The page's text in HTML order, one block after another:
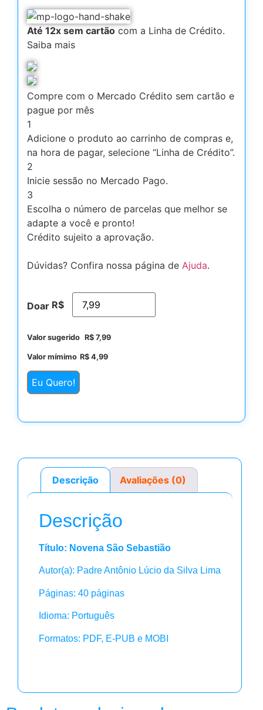
Até 12x sem cartão com a Linha de Crédito.
Saiba mais
Compre com o Mercado Crédito sem cartão e
pague por mês
1
Adicione o produto ao carrinho de compras e,
na hora de pagar, selecione “Linha de Crédito”.
2
Inicie sessão no Mercado Pago.
3
Escolha o número de parcelas que melhor se
adapte a você e pronto!
Crédito sujeito a aprovação.
Dúvidas? Confira nossa página de Ajuda.
Doar R$
Valor sugerido R$ 7,99
Valor mímimo R$ 4,99
Eu Quero!
Descrição Avaliações (0)
Descrição
Título: Novena São Sebastião
Autor(a): Padre Antônio Lúcio da Silva Lima
Páginas: 40 páginas
Idioma: Português
Formatos: PDF, E-PUB e MOBI